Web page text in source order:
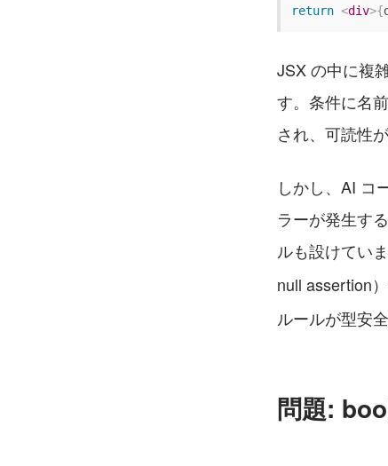
return <div>{
JSX の中に複
す。条件に名
され、可読性
しかし、AI コ
ラーが発生す
ルも設けてい
null assertion
ルールが型安
問題: